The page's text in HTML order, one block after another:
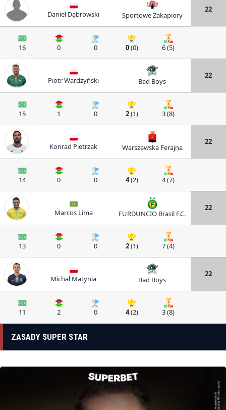
Daniel Dąbrowski Sportowe Zakapiory
22
16 0 0 0(0) 6 (5)
Piotr Wardzyński Bad Boys
22
15 1 0 2(1) 3 (8)
Konrad Pietrzak Warszawska Ferajna
22
14 0 0 4(2) 4 (7)
Marcos Lima FURDUNCIO Brasil F.C.
22
13 0 0 2(1) 7 (4)
Michał Matynia Bad Boys
22
11 2 0 4(2) 3 (8)
ZASADY SUPER STAR